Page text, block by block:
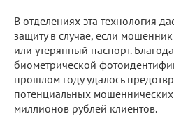
В отделениях эта технология
защиту в случае, если
или утерянный паспорт.
биометрической
прошлом году удалось
потенциальных
миллионов рублей клиентов.